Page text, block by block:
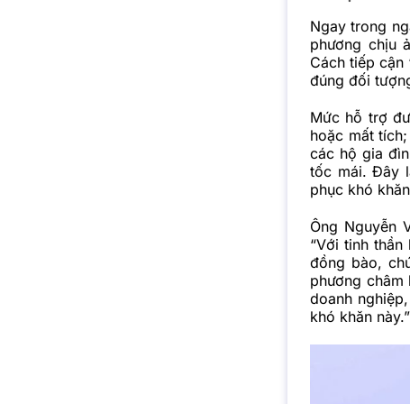
Ngay trong
phương chịu
Cách tiếp
đúng đối
Mức hỗ trợ
hoặc mất
các hộ gia
tốc mái. Đây
phục khó
Ông Nguyễn
“Với tinh
đồng bào,
phương
doanh
khó khăn này.”